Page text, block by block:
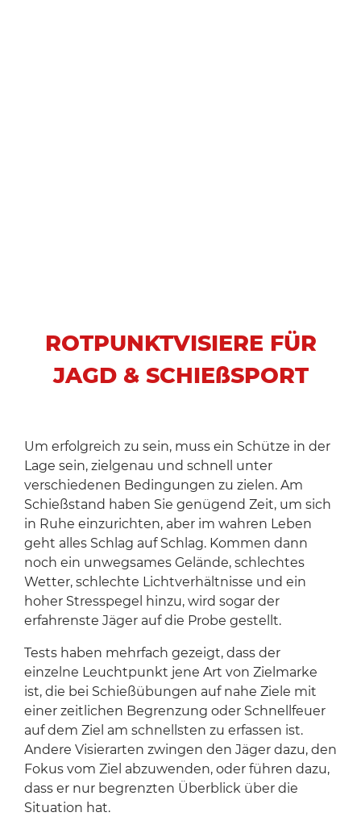
ROTPUNKTVISIERE FÜR
JAGD & SCHIEßSPORT
Um erfolgreich zu sein, muss ein Schütze in der
Lage sein, zielgenau und schnell unter
verschiedenen Bedingungen zu zielen. Am
Schießstand haben Sie genügend Zeit, um sich
in Ruhe einzurichten, aber im wahren Leben
geht alles Schlag auf Schlag. Kommen dann
noch ein unwegsames Gelände, schlechtes
Wetter, schlechte Lichtverhältnisse und ein
hoher Stresspegel hinzu, wird sogar der
erfahrenste Jäger auf die Probe gestellt.
Tests haben mehrfach gezeigt, dass der
einzelne Leuchtpunkt jene Art von Zielmarke
ist, die bei Schießübungen auf nahe Ziele mit
einer zeitlichen Begrenzung oder Schnellfeuer
auf dem Ziel am schnellsten zu erfassen ist.
Andere Visierarten zwingen den Jäger dazu, den
Fokus vom Ziel abzuwenden, oder führen dazu,
dass er nur begrenzten Überblick über die
Situation hat.